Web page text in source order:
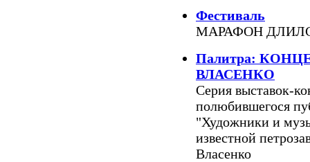
Фестиваль
МАРАФОН
Палитра:
ВЛАСЕНКО
Серия выставок-
полюбившегося
"Художники и
известной
Власенко